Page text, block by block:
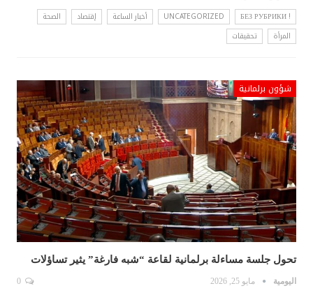
! БЕЗ РУБРИКИ
UNCATEGORIZED أخبار الساعة إقتصاد
الصحة
المرأة
تحقيقات
شؤون برلمانية
تحول جلسة مساءلة برلمانية لقاعة “شبه فارغة” يثير تساؤلات
اليومية مايو 25, 2026